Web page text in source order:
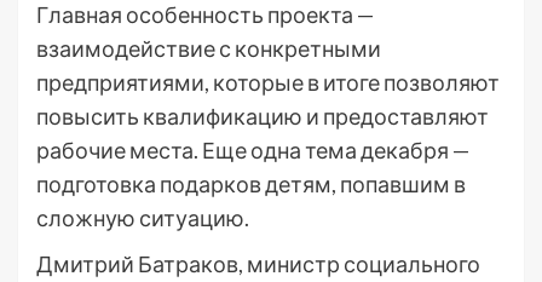
Главная особенность проекта —
взаимодействие с конкретными
предприятиями, которые в итоге позволяют
повысить квалификацию и предоставляют
рабочие места. Еще одна тема декабря —
подготовка подарков детям, попавшим в
сложную ситуацию.
Дмитрий Батраков, министр социального